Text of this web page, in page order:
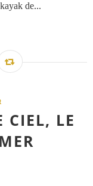
de...
CIEL, LE